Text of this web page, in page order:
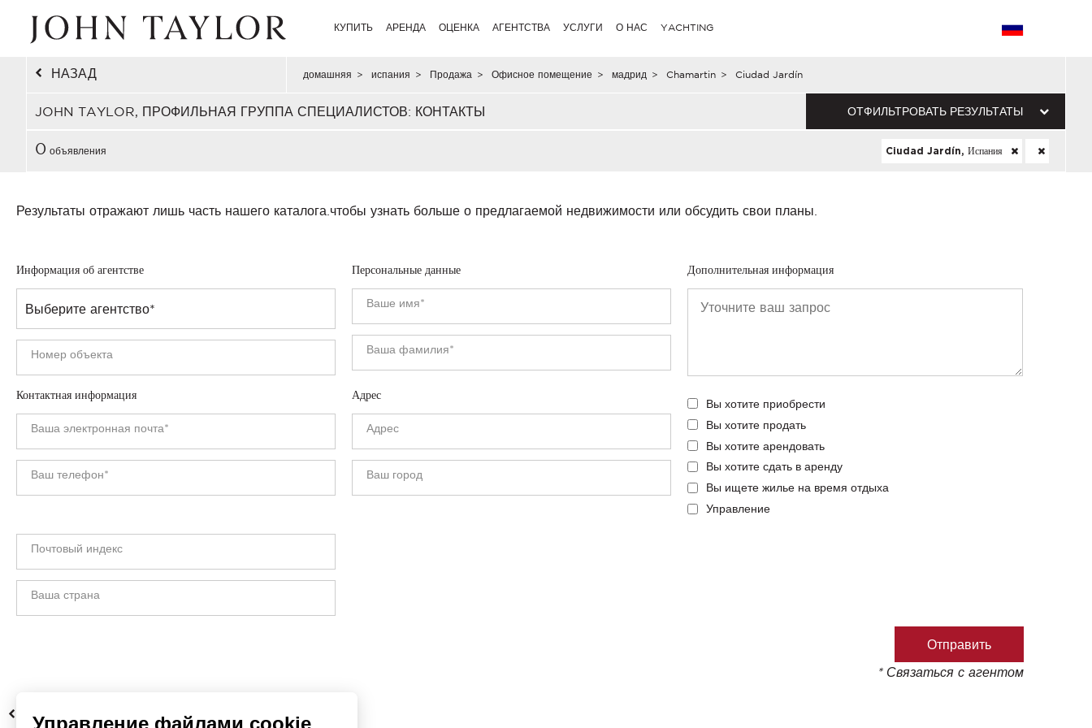
КУПИТЬ АРЕНДА ОЦЕНКА АГЕНТСТВА УСЛУГИ О НАС YACHTING
НАЗАД домашняя > испания > Продажа > Офисное помещение > мадрид > Chamartin > Ciudad Jardín
JOHN TAYLOR, ПРОФИЛЬНАЯ ГРУППА СПЕЦИАЛИСТОВ: КОНТАКТЫ ОТФИЛЬТРОВАТЬ РЕЗУЛЬТАТЫ
0 объявления Ciudad Jardín, Испания
Результаты отражают лишь часть нашего каталога. чтобы узнать больше о предлагаемой недвижимости или обсудить свои планы.
Информация об агентстве Персональные данные
Контактная информация Адрес
Дополнительная информация
Вы хотите приобрести
Вы хотите продать
Вы хотите арендовать
Вы хотите сдать в аренду
Вы ищете жилье на время отдыха
Управление
* Связаться с агентом
НАЗАД
Управление файлами cookie